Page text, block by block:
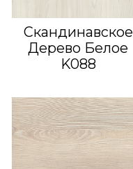
Скандинавское
Дерево Белое
K088